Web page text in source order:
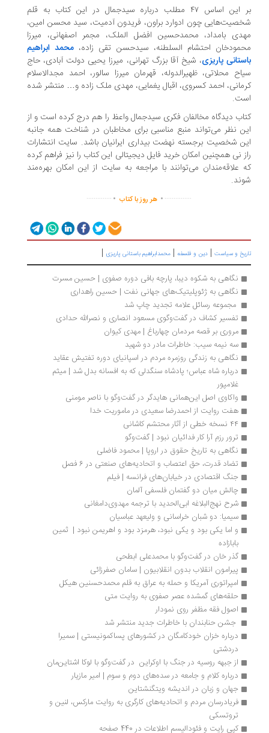
بر این اساس ۴۷ مطلب درباره سیدجمال در این کتاب به قلم
چون ادوارد براون، فریدون آدمیت، سید محسن امین،
بامداد، محمدحسین افضل الملک، مجمر اصفهانی، میرزا
احتشام السلطنه، سیدحسن تقی زاده، محمد ابراهیم
پاریزی ، شیخ آقا بزرگ تهرانی، میرزا یحیی دولت آبادی، حاج
محلاتی، ظهیرالدوله، قهرمان میرزا سالور، احمد مجدالاسلام
احمد کسروی، اقبال یغمایی، مهدی ملک زاده و… منتشر شده
دیدگاه مخالفان فکری سیدجمال واعظ را هم درج کرده است و از
نظر می‌تواند منبع مناسبی برای مخاطبان در شناخت همه جانبه
شخصیت برجسته نهضت بیداری ایرانیان باشد. سایت انتشارات
نی همچنین امکان خرید فایل دیجیتالی این کتاب را نیز فراهم کرده
علاقه‌مندان می‌توانند با مراجعه به سایت از این امکان بهره‌مند
...............
. هر روز با کتاب .
..............
و سیاست|دین و فلسفه| محمدابراهیم باستانی پاریزی|
نگاهی به شکوه دیبا، پارچه بافی دوره صفوی | حسین مسرت
نگاهی به ژئوپلیتیک‌های جهانی نفت | حسین راهداری
مجموعه رسائل علامه تجدید چاپ شد
تفسیر کشاف در گفت‌وگوی مسعود انصاری و نصرالله حدادی
مروری بر قصه مردمان چهارباغ | مهدی کیوان
سه نیمه‌ سیب: خاطرات مادر دو شهید
نگاهی به زندگی روزمره مردم در اسپانیای دوره تفتیش عقاید
درباره شاه عباس؛ پادشاه سنگدلی که به افسانه بدل شد | میثم
واکاوی اصل این‌همانی هایدگر در گفت‌وگو با ناصر مومنی
هفت روایت از احمدرضا سعیدی در ماموریت خدا
ترور رزم آرا کار فدائیان نبود | گفت‌وگو
نگاهی به تاریخ حقوق در اروپا | محمود فاضلی
تضاد قدرت، حق اعتصاب و اتحادیه‌های صنعتی در 6 فصل
جنگ اقتصادی در خیابان‌های فرانسه | فیلم
چالش میان دو گفتمان فلسفی آلمان
شرح نهج‌البلاغه ابی‌الحدید با ترجمه مهدوی‌دامغانی
سیمیا: دو شبان خراسانی و ولیعهد عباسیان
و اما یکی بود و یکی نبود، هرمزد بود و اهریمن نبود |  ثمین
گذر خان در گفت‌وگو با محمدعلی ابطحی
پیرامون انقلاب بدون انقلابیون | سامان صفرزائی
امپراتوری آمریکا و حمله به عراق به قلم محمدحسنین هیکل
حلقه‌های گمشده عصر صفوی به روایت متی
اصول فقه مظفر روی نمودار
جشن حنابندان با خاطرات جدید منتشر شد
دردشتی
از جبهه روسیه در جنگ با اوکراین  در گفت‌وگو با لوکا اشتاین‌مان
درباره کلام و جامعه در سده‌های دوم و سوم | امیر مازیار
جهان و زبان در اندیشه ویتگنشتاین
تروتسکی
کپی رایت و فئودالیسم اطلاعات در 440 صفحه